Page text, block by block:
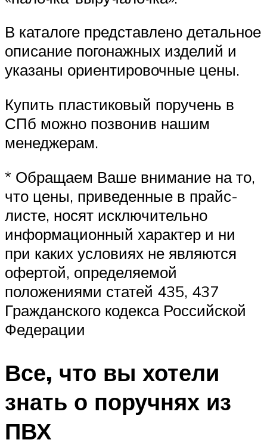
В каталоге представлено детальное
описание погонажных изделий и
указаны ориентировочные цены.
Купить пластиковый поручень в
СПб можно позвонив нашим
менеджерам.
* Обращаем Ваше внимание на то,
что цены, приведенные в прайс-
листе, носят исключительно
информационный характер и ни
при каких условиях не являются
офертой, определяемой
положениями статей 435, 437
Гражданского кодекса Российской
Федерации
Все, что вы хотели
знать о поручнях из
ПВХ